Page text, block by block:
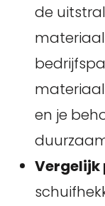
de
en je
Vergelijk